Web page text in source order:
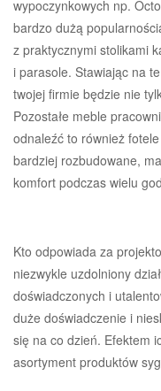
wypoczynkowych np.
bardzo dużą
z praktycznymi stolikami
i parasole. Stawiając na
twojej firmie będzie nie
Pozostałe meble
odnaleźć to również
bardziej rozbudowane,
komfort podczas wielu
Kto odpowiada za
niezwykle uzdolniony
doświadczonych i
duże doświadczenie i
się na co dzień. Efektem
asortyment produktów